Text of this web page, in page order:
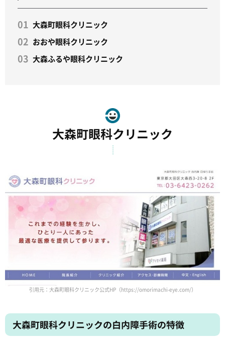
大森町眼科クリニック
おおや眼科クリニック
大森ふるや眼科クリニック
大森町眼科クリニック
引用元：大森町眼科クリニック公式HP（https://omorimachi-eye.com/）
大森町眼科クリニックの白内障手術の特徴